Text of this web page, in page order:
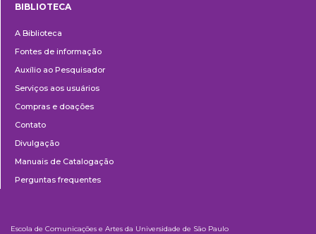
BIBLIOTECA
A Biblioteca
Fontes de informação
Auxílio ao Pesquisador
Serviços aos usuários
Compras e doações
Contato
Divulgação
Manuais de Catalogação
Perguntas frequentes
Escola de Comunicações e Artes da Universidade de São Paulo